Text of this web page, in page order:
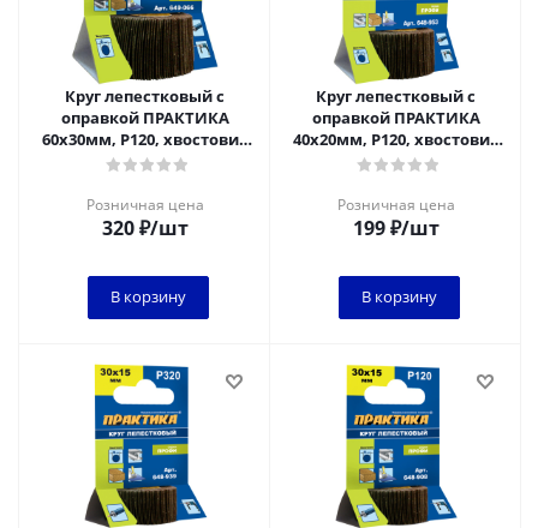
Круг лепестковый с
оправкой ПРАКТИКА
60х30мм, P120, хвостовик
6 мм, серия Профи
Розничная цена
320₽/шт
В корзину
Круг лепестковый с
оправкой ПРАКТИКА
40х20мм, P120, хвостовик
6 мм, серия Профи
Розничная цена
199₽/шт
В корзину